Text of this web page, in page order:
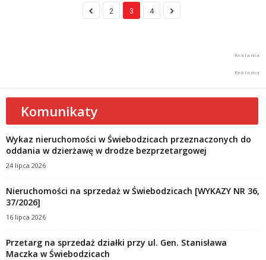
2 3 4
Komunikaty
Wykaz nieruchomości w Świebodzicach przeznaczonych do
oddania w dzierżawę w drodze bezprzetargowej
24 lipca 2026
Nieruchomości na sprzedaż w Świebodzicach [WYKAZY NR 36,
37/2026]
16 lipca 2026
Przetarg na sprzedaż działki przy ul. Gen. Stanisława
Maczka w Świebodzicach